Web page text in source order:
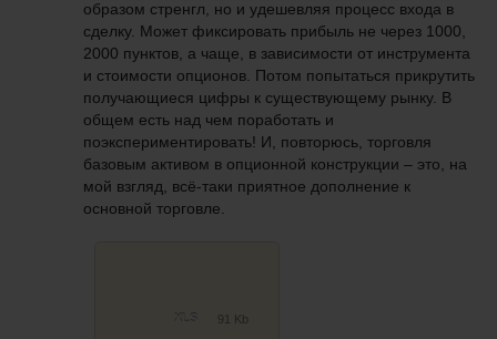
образом стренгл, но и удешевляя процесс входа в
сделку. Может фиксировать прибыль не через 1000,
2000 пунктов, а чаще, в зависимости от инструмента
и стоимости опционов. Потом попытаться прикрутить
получающиеся цифры к существующему рынку. В
общем есть над чем поработать и
поэкспериментировать! И, повторюсь, торговля
базовым активом в опционной конструкции – это, на
мой взгляд, всё-таки приятное дополнение к
основной торговле.
91 Kb
XLS